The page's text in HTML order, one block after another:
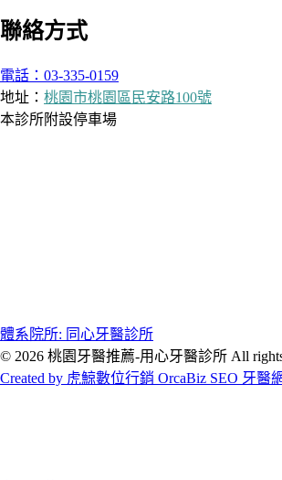
聯絡方式
電話：03-335-0159
地址： 桃園市桃園區民安路100號
本診所附設停車場
體系院所: 同心牙醫診所
© 2026 桃園牙醫推薦-用心牙醫診所 All rights
Created by 虎鯨數位行銷 OrcaBiz SEO 牙醫